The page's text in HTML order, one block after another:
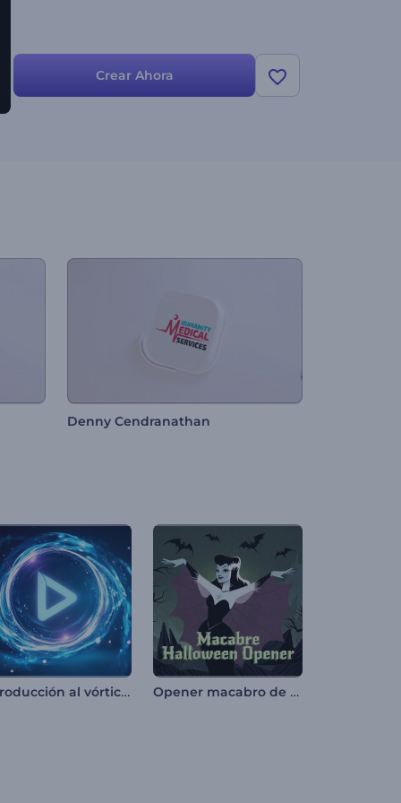
Crear Ahora
Denny Cendranathan
Introducción al vórtice energético Opener macabro de Halloween